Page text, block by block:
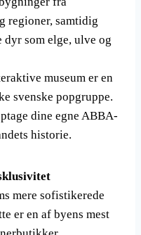
regioner, samtidig
dyr som elge, ulve og
museum er en
svenske popgruppe.
dine egne ABBA-
historie.
mere sofistikerede
er en af byens mest